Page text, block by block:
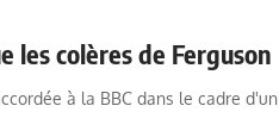
les colères de Ferguson
à la BBC dans le cadre d'un